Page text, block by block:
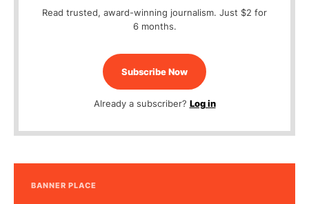
Read trusted, award-winning journalism. Just $2 for
6 months.
Subscribe Now
Already a subscriber? Log in
BANNER PLACE